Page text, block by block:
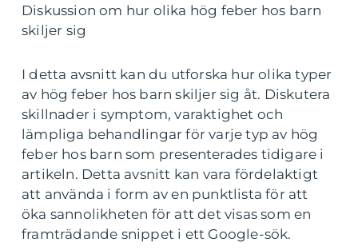
Diskussion om hur olika hög feber hos barn
skiljer sig
I detta avsnitt kan du utforska hur olika typer
av hög feber hos barn skiljer sig åt. Diskutera
skillnader i symptom, varaktighet och
lämpliga behandlingar för varje typ av hög
feber hos barn som presenterades tidigare i
artikeln. Detta avsnitt kan vara fördelaktigt
att använda i form av en punktlista för att
öka sannolikheten för att det visas som en
framträdande snippet i ett Google-sök.